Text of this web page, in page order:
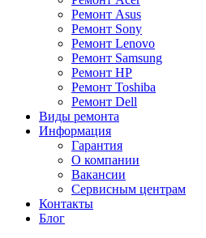
Ремонт Asus
Ремонт Sony
Ремонт Lenovo
Ремонт Samsung
Ремонт HP
Ремонт Toshiba
Ремонт Dell
Виды ремонта
Информация
Гарантия
О компании
Вакансии
Сервисным центрам
Контакты
Блог